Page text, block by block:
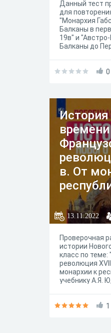
Данный тест
для
"Монархия
Балканы в
19в" и
Балканы до
0
в. От
13.11.2022
Проверочная
истории
класс по теме:
революция
монархии к
учебнику А.Я.
Искандерова, 1